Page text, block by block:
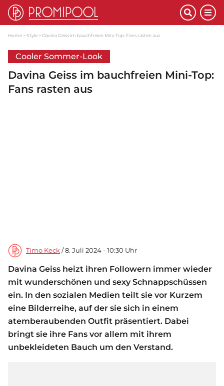
Home Style Davina Geiss im bauchfreien Mini-Top: Fans rasten aus
Cooler Sommer-Look
Davina Geiss im bauchfreien Mini-Top:
Fans rasten aus
Timo Keck / 8. Juli 2024 - 10:30 Uhr
Davina Geiss heizt ihren Followern immer wieder
mit wunderschönen und sexy Schnappschüssen
ein. In den sozialen Medien teilt sie vor Kurzem
eine Bilderreihe, auf der sie sich in einem
atemberaubenden Outfit präsentiert. Dabei
bringt sie ihre Fans vor allem mit ihrem
unbekleideten Bauch um den Verstand.